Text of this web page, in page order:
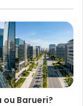
ou Barueri?